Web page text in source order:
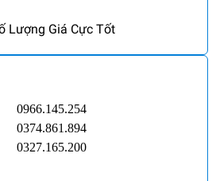
Lượng Giá Cực Tốt
0966.145.254
0374.861.894
0327.165.200